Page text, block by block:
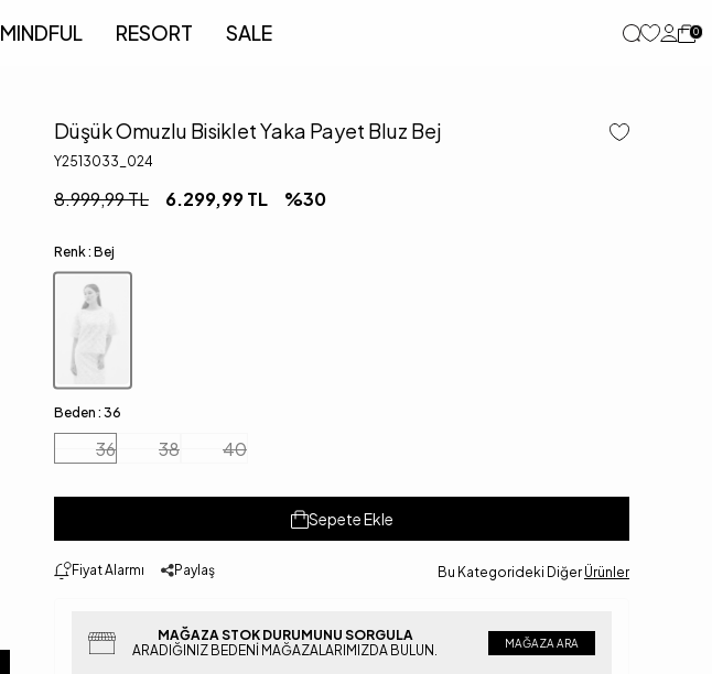
MINDFUL RESORT SALE 0
Düşük Omuzlu Bisiklet Yaka Payet Bluz Bej
Y2513033_024
8.999,99TL 6.299,99TL %30
Renk : Bej
Beden : 36
36 38 40
Sepete Ekle
Fiyat Alarmı Paylaş Bu Kategorideki Diğer Ürünler
MAĞAZA STOK DURUMUNU SORGULA
ARADIĞINIZ BEDENI MAĞAZALARIMIZDA BULUN.
MAĞAZA ARA